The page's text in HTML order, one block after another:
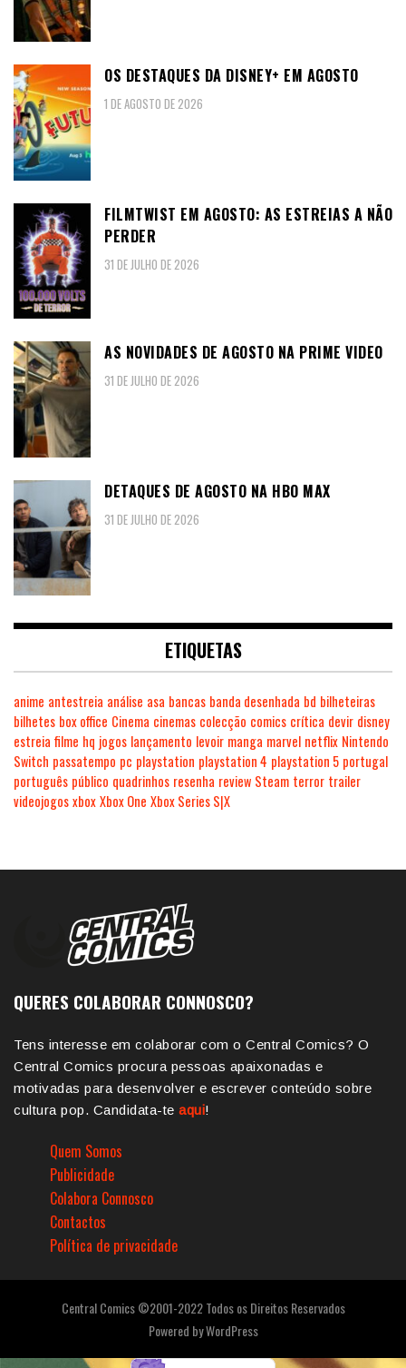
OS DESTAQUES DA DISNEY+ EM AGOSTO
1 DE AGOSTO DE 2026
FILMTWIST EM AGOSTO: AS ESTREIAS A NÃO
PERDER
31 DE JULHO DE 2026
AS NOVIDADES DE AGOSTO NA PRIME VIDEO
31 DE JULHO DE 2026
DETAQUES DE AGOSTO NA HBO MAX
31 DE JULHO DE 2026
ETIQUETAS
anime antestreia análise asa bancas banda desenhada bd bilheteiras
bilhetes box office Cinema cinemas colecção comics crítica devir disney
estreia filme hq jogos lançamento levoir manga marvel netflix Nintendo
Switch passatempo pc playstation playstation 4 playstation 5 portugal
português público quadrinhos resenha review Steam terror trailer
videojogosxboxXbox One Xbox Series S|X
QUERES COLABORAR CONNOSCO?
Tens interesse em colaborar com o Central Comics? O
Central Comics procura pessoas apaixonadas e
motivadas para desenvolver e escrever conteúdo sobre
cultura pop. Candidata-te aqui!
Quem Somos
Publicidade
Colabora Connosco
Contactos
Política de privacidade
Central Comics ©2001-2022 Todos os Direitos Reservados
Powered byWordPress